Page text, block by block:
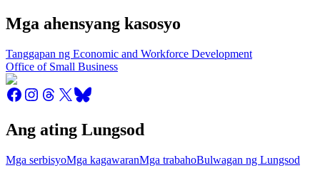
Mga ahensyang kasosyo
Tanggapan ng Economic and Workforce Development
Office of Small Business
Ang ating Lungsod
Mga serbisyoMga kagawaranMga trabahoBulwagan ng Lungsod